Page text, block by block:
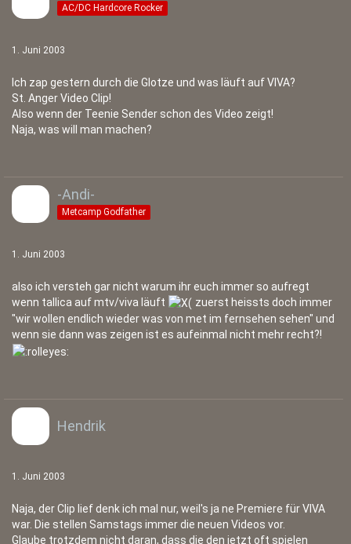
AC/DC Hardcore Rocker
1. Juni 2003
Ich zap gestern durch die Glotze und was läuft auf VIVA?
St. Anger Video Clip!
Also wenn der Teenie Sender schon des Video zeigt!
Naja, was will man machen?
-Andi-
Metcamp Godfather
1. Juni 2003
also ich versteh gar nicht warum ihr euch immer so aufregt
wenn tallica auf mtv/viva läuft
zuerst heissts doch immer
"wir wollen endlich wieder was von met im fernsehen sehen" und
wenn sie dann was zeigen ist es aufeinmal nicht mehr recht?!
Hendrik
1. Juni 2003
Naja, der Clip lief denk ich mal nur, weil's ja ne Premiere für VIVA
war. Die stellen Samstags immer die neuen Videos vor.
Glaube trotzdem nicht daran, dass die den jetzt oft spielen